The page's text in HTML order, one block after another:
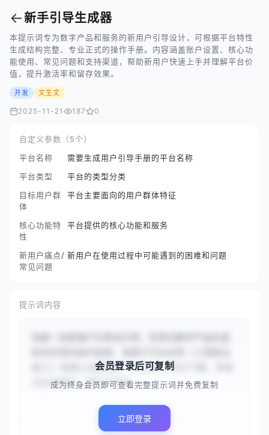
←新手引导生成器
本提示词专为数字产品和服务的新用户引导设计，可根据平台特性
生成结构完整、专业正式的操作手册。内容涵盖账户设置、核心功
能使用、常见问题和支持渠道，帮助新用户快速上手并理解平台价
值，提升激活率和留存效果。
开发 文生文
2025-11-21 187 0
自定义参数（5个）
平台名称
需要生成用户引导手册的平台名称
平台类型
平台的类型分类
目标用户群
体
平台主要面向的用户群体特征
核心功能特
性
平台提供的核心功能和服务
新用户痛点/
常见问题
新用户在使用过程中可能遇到的困难和问题
提示词内容
盘}}）和核心功能特性（{{文件上传与下载、多格
式在线预览、团队文件夹...
会员登录后可复制
成为终身会员即可查看完整提示词并免费复制
立即登录